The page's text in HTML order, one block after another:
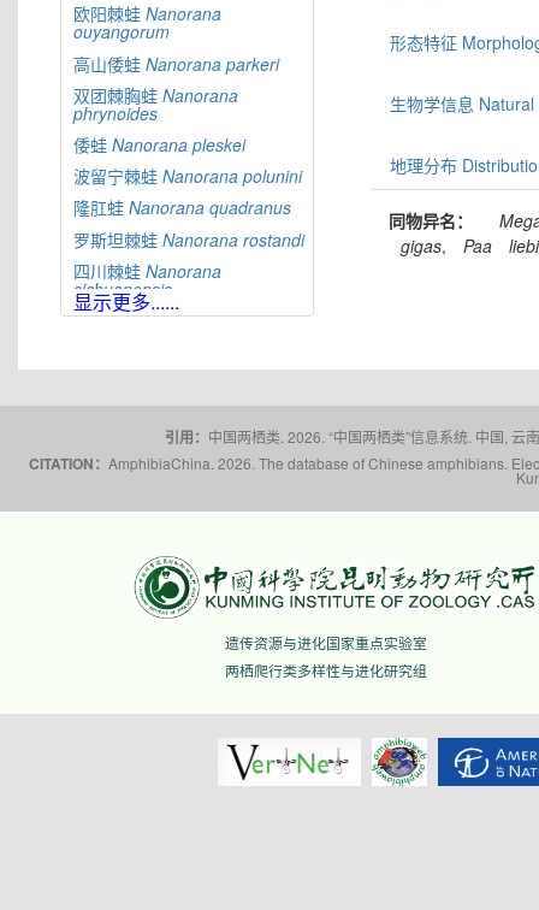
欧阳棘蛙 Nanorana
ouyangorum
高山倭蛙 Nanorana parkeri
双团棘胸蛙 Nanorana
phrynoides
倭蛙 Nanorana pleskei
波留宁棘蛙 Nanorana polunini
隆肛蛙 Nanorana quadranus
罗斯坦棘蛙 Nanorana rostandi
四川棘蛙 Nanorana
sichuanensis
太行隆肛蛙Nanorana
棘肛蛙Nanorana unculuanus
Nanorana
wenshanensis
隆子棘蛙Nanorana zhaoermii
昭通棘蛙Nanorana
显示更多......
形态特征
生物学信息
地理分布
同物异名：
gigas, Paa
引用： 中国两栖类. 2026. “中国两栖类”信息系统. 中国,
CITATION： AmphibiaChina. 2026. The database of Chinese amphibians.
遗传资源与进化国家重点实验室
两栖爬行类多样性与进化研究组